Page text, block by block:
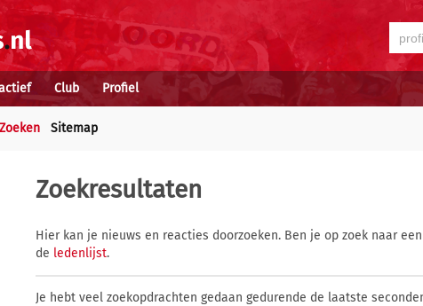
Club Profiel
Zoeken Sitemap
Zoekresultaten
Hier kan je nieuws en reacties doorzoeken. Ben je op zoek naar
de ledenlijst.
Je hebt veel zoekopdrachten gedaan gedurende de laatste